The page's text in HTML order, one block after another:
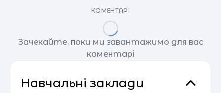
КОМЕНТАРІ
Зачекайте, поки ми завантажимо для вас
коментарі
Навчальні заклади